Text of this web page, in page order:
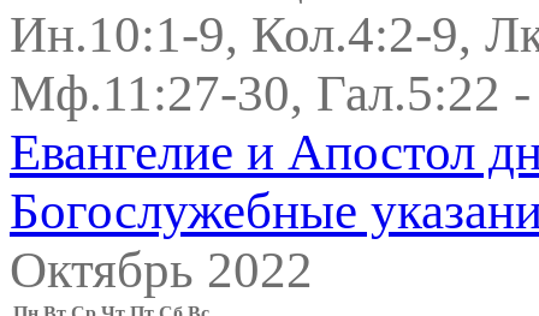
Ин.10:1-9, Кол.4:2-9,
Мф.11:27-30, Гал.5:22
Евангелие и Апостол
Богослужебные
Октябрь 2022